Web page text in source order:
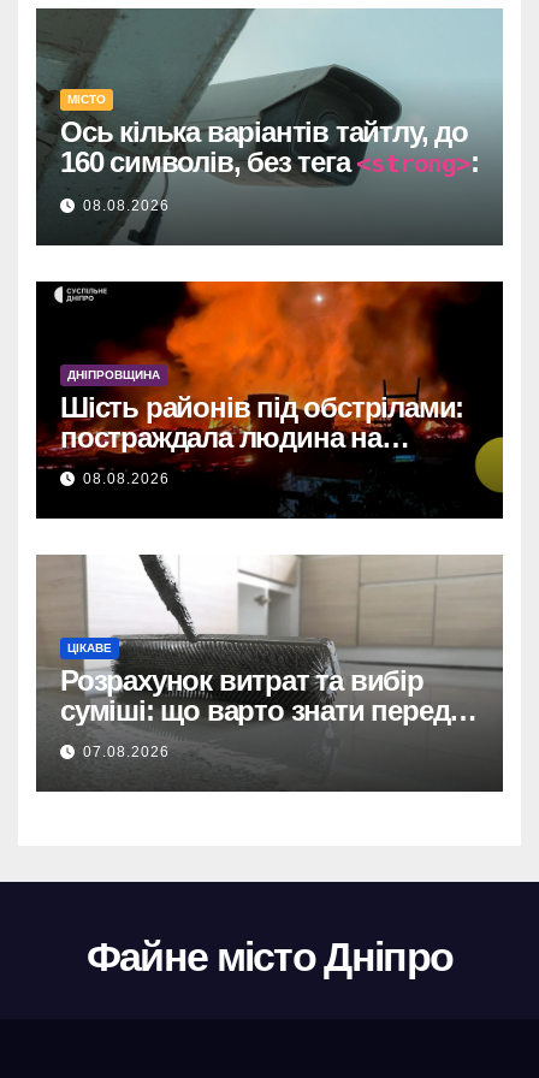
МІСТО
Ось кілька варіантів тайтлу, до
160 символів, без тега<strong>:
Один прямий договір на 735
тисяч у Дніпрі: супровід
провалу торгів.
У Дніпрі: 735 тисяч за прямим
договором на
відеоспостереження після
зірваних торгів.
Дніпро: 735 тис. на
відеоспостереження за
невдалих торгів.
08.08.2026
ДНІПРОВЩИНА
Шість районів під обстрілами:
постраждала людина на
Дніпропетровщині
08.08.2026
ЦІКАВЕ
Розрахунок витрат та вибір
суміші: що варто знати перед
тим, як купити наливну підлогу
07.08.2026
Файне місто Дніпро